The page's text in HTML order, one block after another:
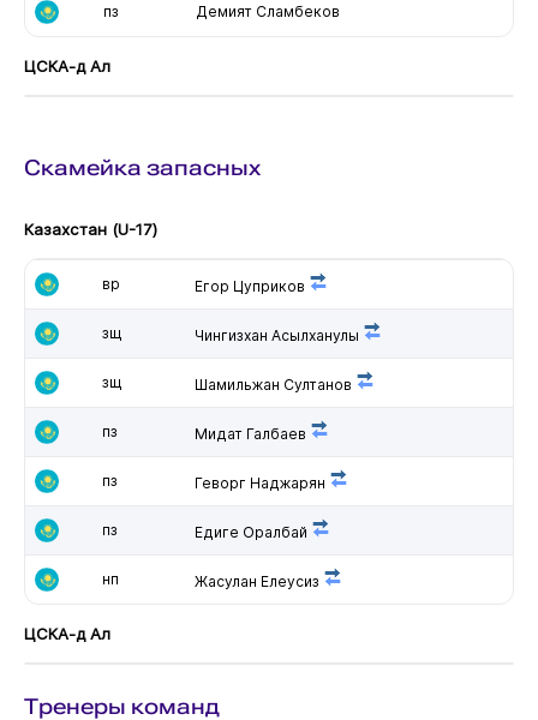
пз Демият Сламбеков
ЦСКА-д Ал
Скамейка запасных
Казахстан (U-17)
вр Егор Цуприков
зщ Чингизхан Асылханулы
зщ Шамильжан Султанов
пз Мидат Галбаев
пз Геворг Наджарян
пз Едиге Оралбай
нп Жасулан Елеусиз
ЦСКА-д Ал
Тренеры команд